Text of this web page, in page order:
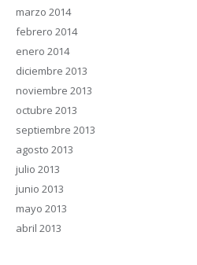
marzo 2014
febrero 2014
enero 2014
diciembre 2013
noviembre 2013
octubre 2013
septiembre 2013
agosto 2013
julio 2013
junio 2013
mayo 2013
abril 2013